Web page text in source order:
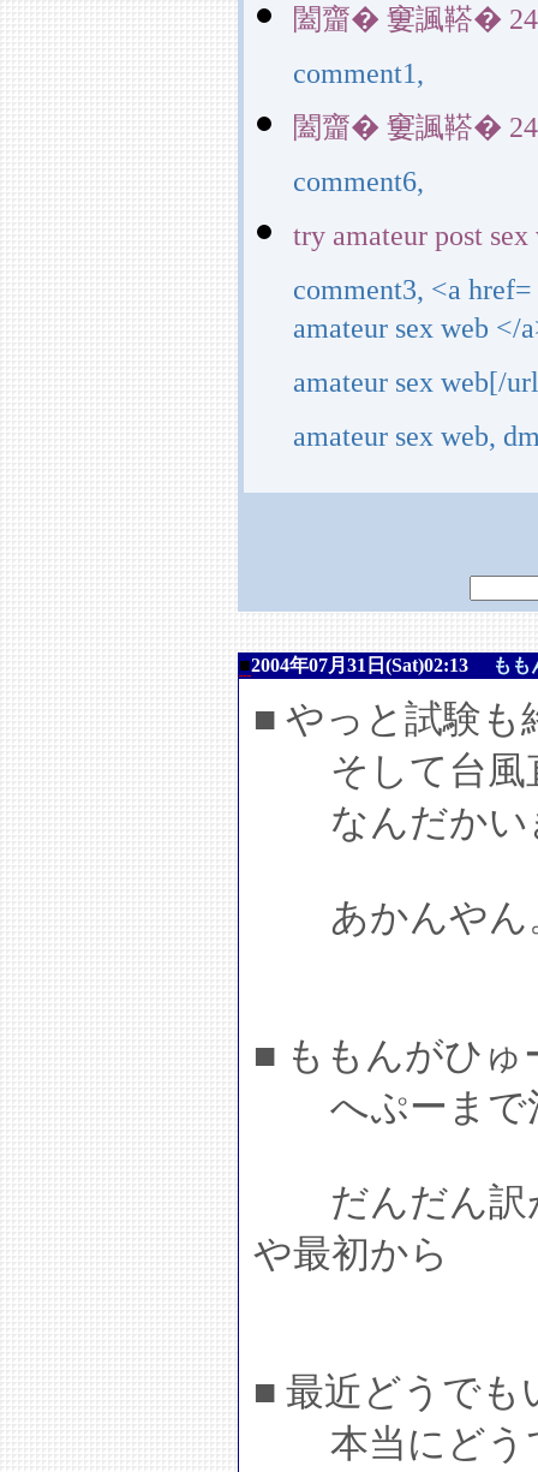
闔齏� 窶諷鞳�
comment1,
闔齏� 窶諷鞳�
comment6,
try amateur post
comment3, <a
amateur sex web
amateur sex web[/
amateur sex web,
■2004年07月31日(Sat)02:13 もも
■ やっと試験も
そして台風
なんだかい
あかんやん
■ ももんがひ
へぷーまで
だんだん訳
や最初から
■ 最近どうでも
本当にどう